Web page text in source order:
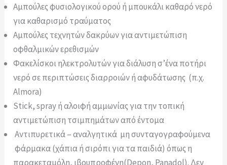
Αμπούλες φυσιολογικού ορού ή μπουκάλι καθαρό νερό
για καθαρισμό τραύματος
Αμπούλες τεχνητών δακρύων για αντιμετώπιση
οφθαλμικών ερεθισμών
Φακελίσκοι ηλεκτρολυτών για διάλυση σ’ένα ποτήρι
νερό σε περιπτώσεις διαρροιών ή αφυδάτωσης (π.χ.
Almora)
Stick, spray ή αλοιφή αμμωνίας για την τοπική
αντιμετώπιση τσιμπημάτων από έντομα
Αντιπυρετικά – αναλγητικά μη συνταγογραφούμενα
φάρμακα (χάπια ή σιρόπι για τα παιδιά) όπως η
παρακεταμόλη, ιβουπροφένη(Depon, Panadol). Δεν